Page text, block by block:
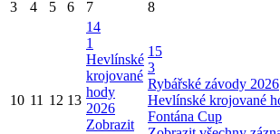
3
4 5 6 7 8
10 11 12 13
14
1
Hevlínské
krojované
hody
2026
Zobrazit
15
3
Rybářské závody 2026
Hevlínské krojované
Fontána Cup